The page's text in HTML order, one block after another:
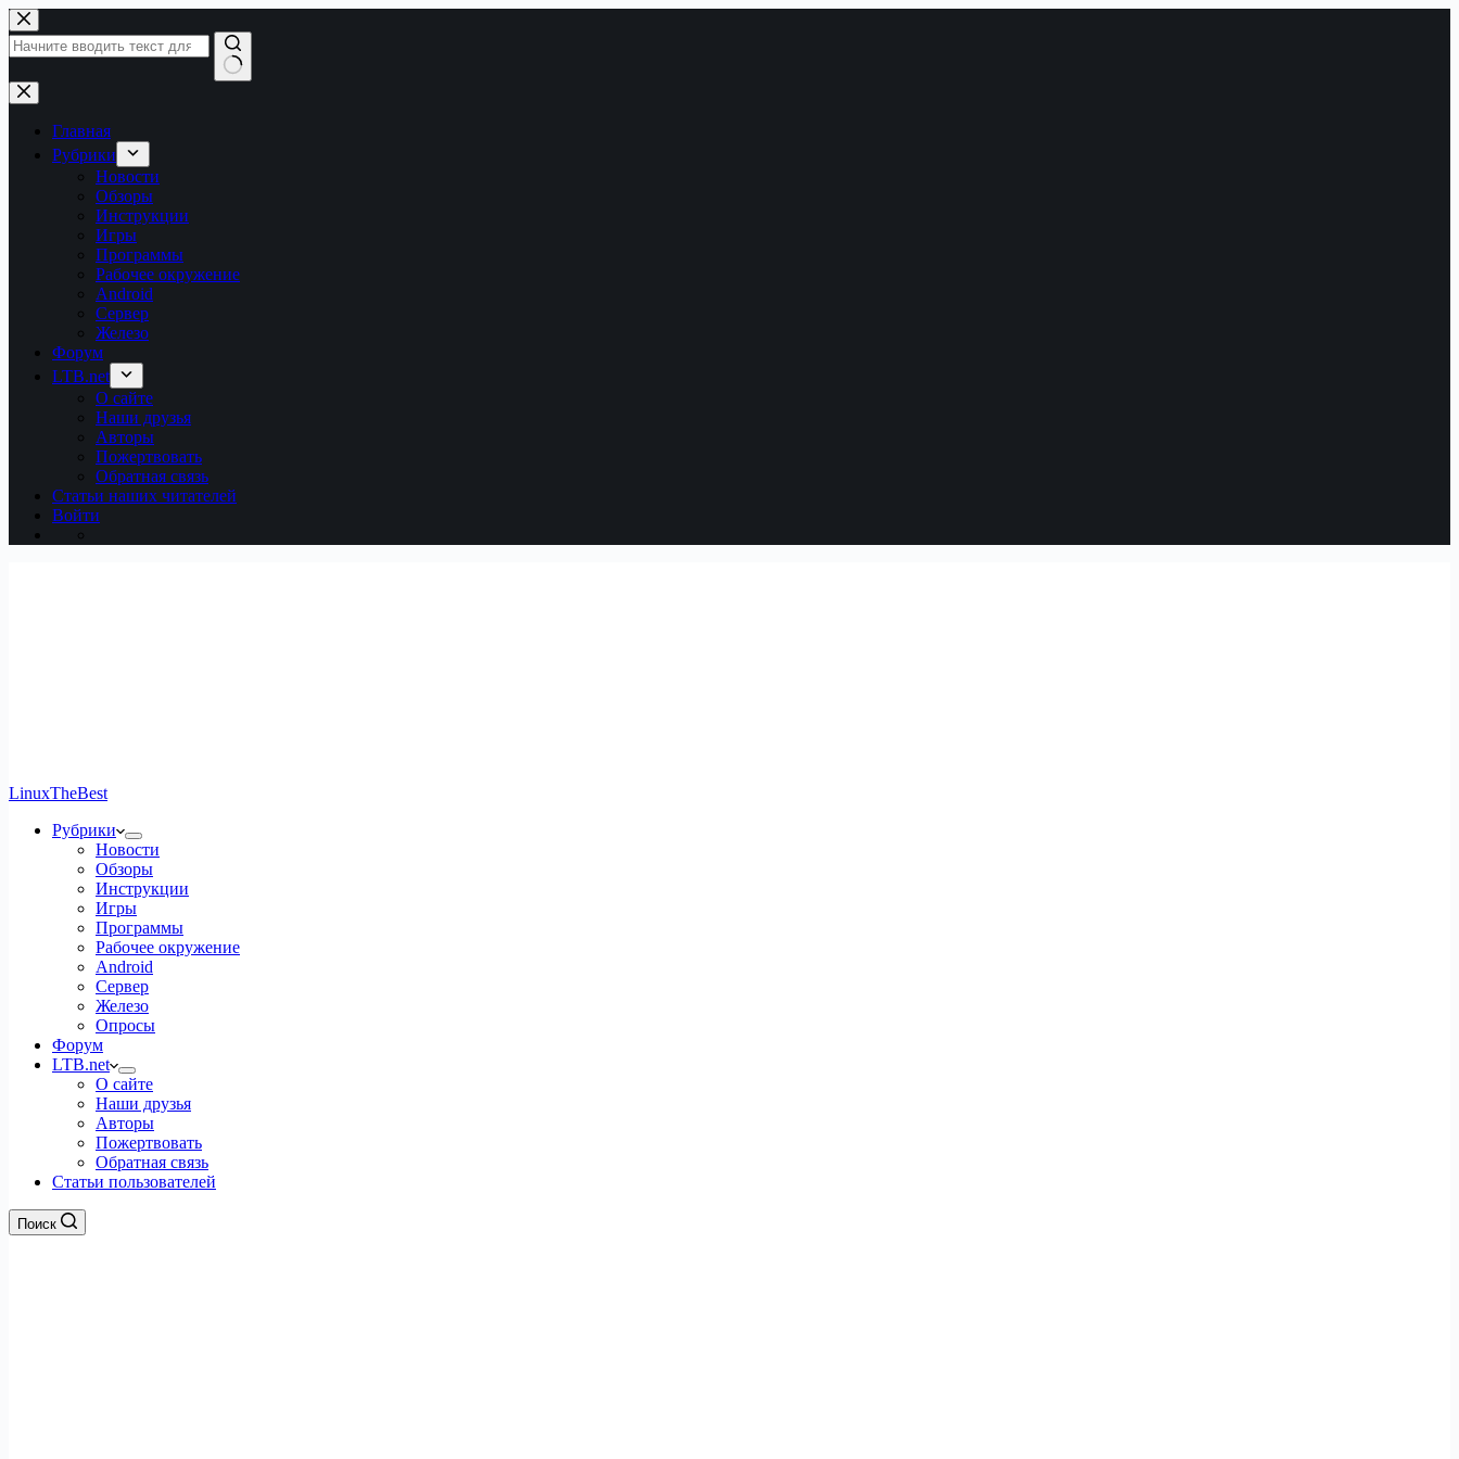
Перейти
к
сути
Ничего
не
найденоГлавная
Рубрики
Новости
Обзоры
Инструкции
Игры
Программы
Рабочее окружение
Android
Сервер
Железо
Форум
LTB.net
О сайте
Наши друзья
Авторы
Пожертвовать
Обратная связь
Статьи наших читателей
Войти
LinuxTheBest
Рубрики
Новости
Обзоры
Инструкции
Игры
Программы
Рабочее окружение
Android
Сервер
Железо
Опросы
Форум
LTB.net
О сайте
Наши друзья
Авторы
Пожертвовать
Обратная связь
Статьи пользователей
Поиск